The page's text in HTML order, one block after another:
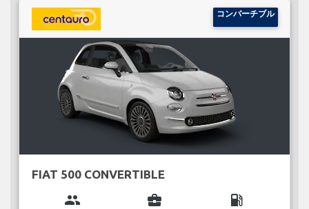
コンバーチブル
FIAT 500 CONVERTIBLE
group business_center local_gas_station